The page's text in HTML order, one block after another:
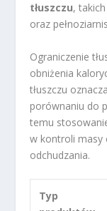
tłuszczu,
oraz
Ograniczenie
obniżenia
tłuszczu
porównaniu do
temu
w kontroli masy
odchudzania.
Typ